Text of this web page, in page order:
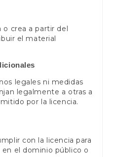
o crea a partir del
el material
legales ni medidas
legalmente a otras a
por la licencia.
con la licencia para
el dominio público o